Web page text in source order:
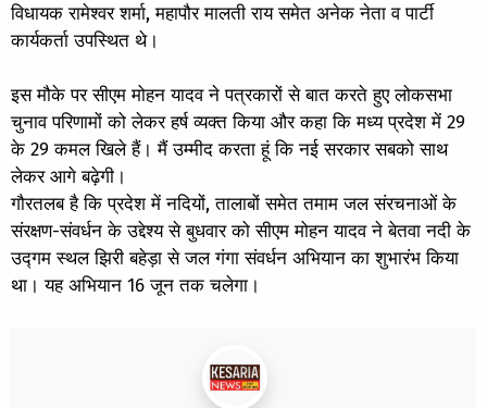
विधायक रामेश्वर शर्मा, महापौर मालती राय समेत अनेक नेता व पार्टी
कार्यकर्ता उपस्थित थे।
इस मौके पर सीएम मोहन यादव ने पत्रकारों से बात करते हुए लोकसभा
चुनाव परिणामों को लेकर हर्ष व्यक्त किया और कहा कि मध्य प्रदेश में 29
के 29 कमल खिले हैं। मैं उम्मीद करता हूं कि नई सरकार सबको साथ
लेकर आगे बढ़ेगी।
गौरतलब है कि प्रदेश में नदियों, तालाबों समेत तमाम जल संरचनाओं के
संरक्षण-संवर्धन के उद्देश्य से बुधवार को सीएम मोहन यादव ने बेतवा नदी के
उद्गम स्थल झिरी बहेड़ा से जल गंगा संवर्धन अभियान का शुभारंभ किया
था। यह अभियान 16 जून तक चलेगा।